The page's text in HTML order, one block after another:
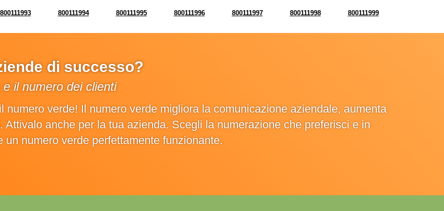
800111993 800111994 800111995 800111996 800111997 800111998 800111999
di successo?
il numero dei clienti
numero verde! Il numero verde migliora la comunicazione aziendale, aumenta
anche per la tua azienda. Scegli la numerazione che preferisci e in
numero verde perfettamente funzionante.